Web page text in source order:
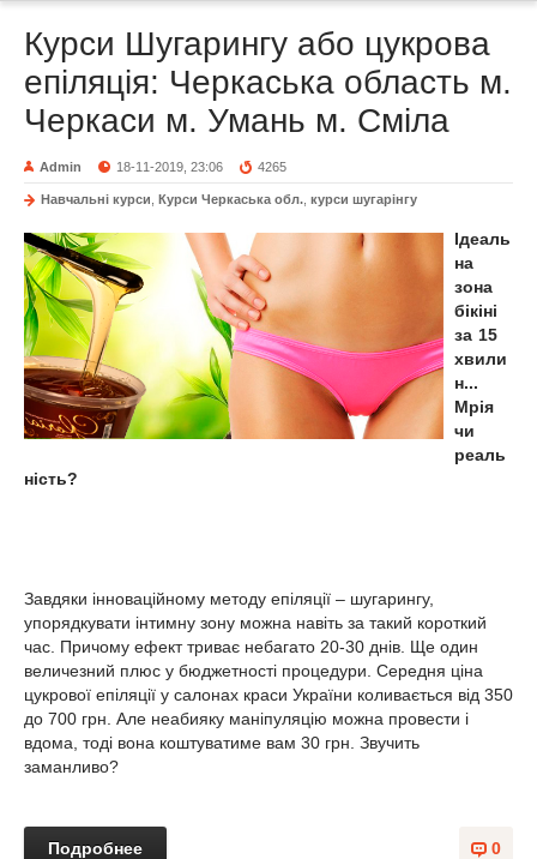
Курси Шугарингу або цукрова
епіляція: Черкаська область м.
Черкаси м. Умань м. Сміла
Admin 18-11-2019, 23:06 4265
Навчальні курси Курси Черкаська обл. курси шугарінгу
Ідеаль
на
зона
бікіні
за 15
хвили
н...
Мрія
чи
реаль
ність?
Завдяки інноваційному методу епіляції – шугарингу,
упорядкувати інтимну зону можна навіть за такий короткий
час. Причому ефект триває небагато 20-30 днів. Ще один
величезний плюс у бюджетності процедури. Середня ціна
цукрової епіляції у салонах краси України коливається від 350
до 700 грн. Але неабияку маніпуляцію можна провести і
вдома, тоді вона коштуватиме вам 30 грн. Звучить
заманливо?
0
Подробнее